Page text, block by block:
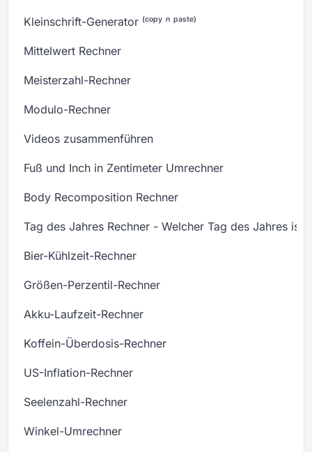
Kleinschrift-Generator ⁽ᶜᵒᵖʸ ⁿ ᵖᵃˢᵗᵉ⁾
Mittelwert Rechner
Meisterzahl-Rechner
Modulo-Rechner
Videos zusammenführen
Fuß und Inch in Zentimeter Umrechner
Body Recomposition Rechner
Tag des Jahres Rechner - Welcher Tag des Jahres ist
Bier-Kühlzeit-Rechner
Größen-Perzentil-Rechner
Akku-Laufzeit-Rechner
Koffein-Überdosis-Rechner
US-Inflation-Rechner
Seelenzahl-Rechner
Winkel-Umrechner